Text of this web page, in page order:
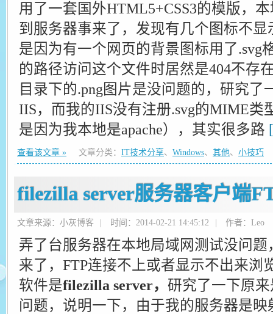
用了一套国外HTML5+CSS3的模版，
到服务器事来了，发现有几个图标不
是因为有一个网页的背景图标用了.svg
的路径访问这个文件时居然是404不存
目录下的.png图片是没问题的，研究了
IIS，而我的IIS没有注册.svg的MIME类
是因为我本地是apache），其实很多路
查看该文章 » 文章分类： IT技术分享、 Windows、 其他、 小技巧
filezilla server服务器客户端
文章来源：小灰博客 时间：2014-02-21 14:45:12 作者：Leo
弄了台服务器在本地局域网测试没问
来了，FTP连接不上或者显示不出来浏
软件是filezilla server， 研究了一下原
问题，说明一下，由于我的服务器是